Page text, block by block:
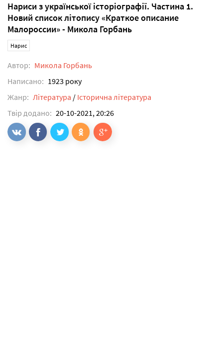
Нариси з української історіографії. Частина 1.
Новий список літопису «Краткое описание
Малороссии» - Микола Горбань
Нарис
Автор: Микола Горбань
Написано: 1923 року
Жанр: Література / Історична література
Твір додано: 20-10-2021, 20:26